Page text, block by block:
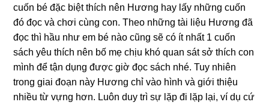
cuốn bé đặc biệt thích nên Hương hay lấy những cuốn
đó đọc và chơi cùng con. Theo những tài liệu Hương đã
đọc thì hầu như em bé nào cũng sẽ có ít nhất 1 cuốn
sách yêu thích nên bố mẹ chịu khó quan sát sở thích con
mình để tận dụng được giờ đọc sách nhé. Tuy nhiên
trong giai đoạn này Hương chỉ vào hình và giới thiệu
nhiều từ vựng hơn. Luôn duy trì sự lặp đi lặp lại, ví dụ cứ